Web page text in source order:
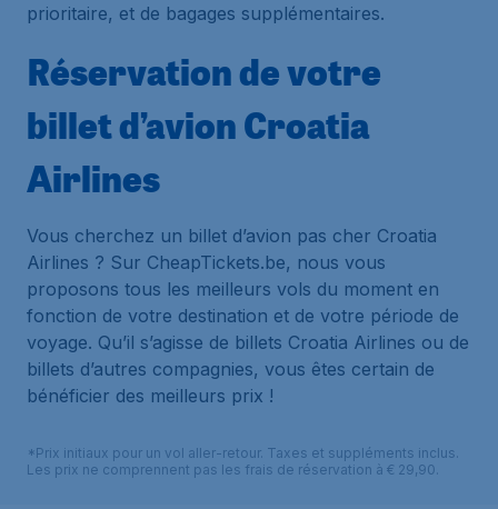
prioritaire, et de bagages supplémentaires.
Réservation de votre
billet d’avion Croatia
Airlines
Vous cherchez un billet d’avion pas cher Croatia
Airlines ? Sur CheapTickets.be, nous vous
proposons tous les meilleurs vols du moment en
fonction de votre destination et de votre période de
voyage. Qu’il s’agisse de billets Croatia Airlines ou de
billets d’autres compagnies, vous êtes certain de
bénéficier des meilleurs prix !
*Prix initiaux pour un vol aller-retour. Taxes et suppléments inclus.
Les prix ne comprennent pas les frais de réservation à € 29,90.